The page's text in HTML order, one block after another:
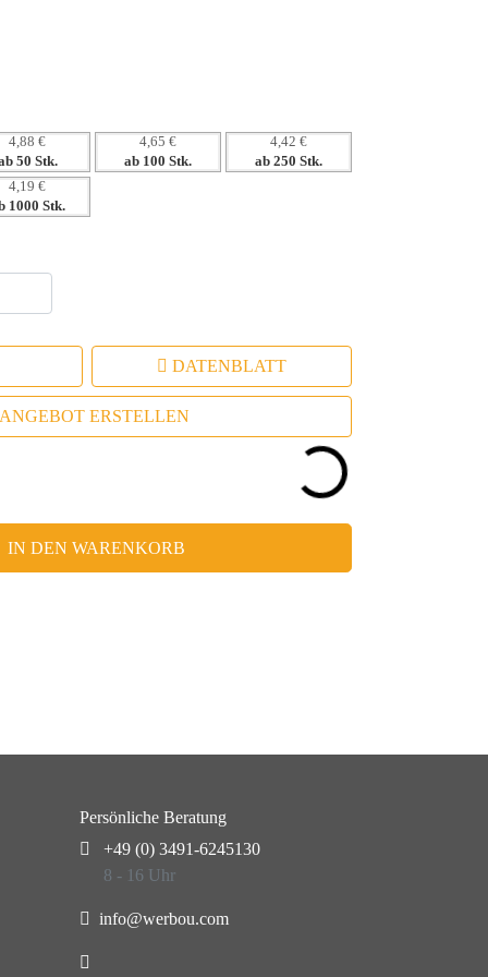
Werbeanbringung.
des Arbeitsalltags für Ihre Kunden.
4,88 €
50 Stk.
4,65 €
ab 100 Stk.
4,42 €
ab 250 Stk.
4,19 €
1000 Stk.
DATENBLATT
ANGEBOT ERSTELLEN
IN DEN WARENKORB
Persönliche Beratung
+49 (0) 3491-6245130
8 - 16 Uhr
info@werbou.com